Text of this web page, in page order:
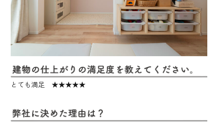
とても満足 ★★★★★